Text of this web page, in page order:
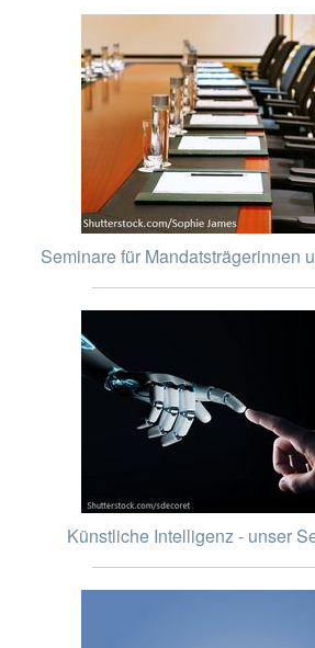
Seminare für Mandatsträgerinnen
Künstliche Intelligenz - unser